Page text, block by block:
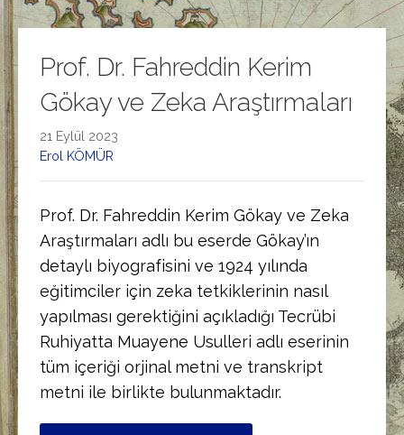
Prof. Dr. Fahreddin Kerim
Gökay ve Zeka Araştırmaları
21 Eylül 2023
Erol KÖMÜR
Prof. Dr. Fahreddin Kerim Gökay ve Zeka
Araştırmaları adlı bu eserde Gökay’ın
detaylı biyografisini ve 1924 yılında
eğitimciler için zeka tetkiklerinin nasıl
yapılması gerektiğini açıkladığı Tecrübi
Ruhiyatta Muayene Usulleri adlı eserinin
tüm içeriği orjinal metni ve transkript
metni ile birlikte bulunmaktadır.